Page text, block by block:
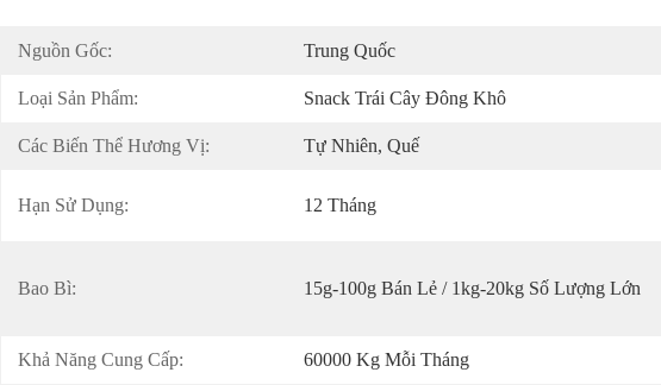
Nguồn Gốc: Trung Quốc
Loại Sản Phẩm: Snack Trái Cây Đông Khô
Các Biến Thể Hương Vị: Tự Nhiên, Quế
Hạn Sử Dụng: 12 Tháng
Bao Bì: 15g-100g Bán Lẻ / 1kg-20kg Số Lượng Lớn
Khả Năng Cung Cấp: 60000 Kg Mỗi Tháng